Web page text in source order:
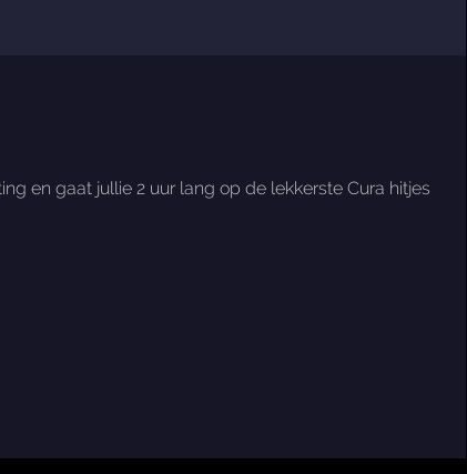
en gaat jullie 2 uur lang op de lekkerste Cura hitjes